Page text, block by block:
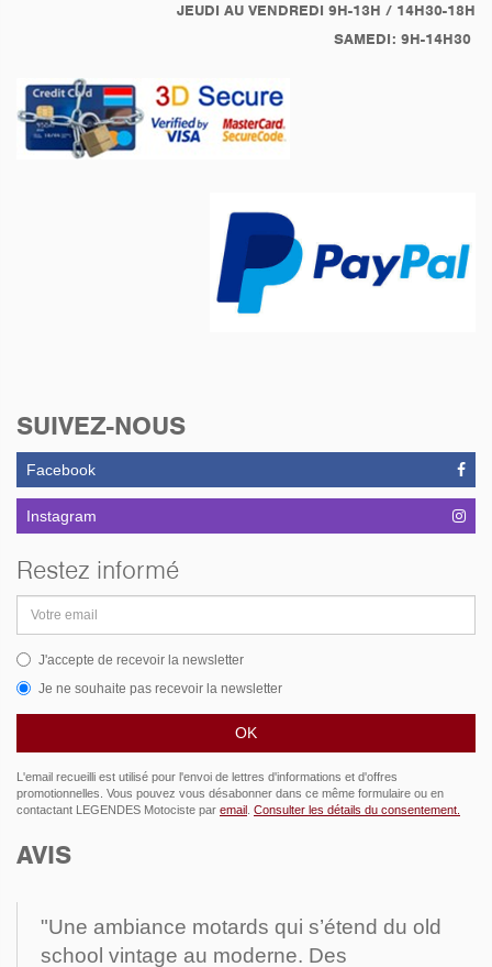
JEUDI AU VENDREDI 9H-13H / 14H30-18H
SAMEDI: 9H-14H30
SUIVEZ-NOUS
Facebook
Instagram
Restez informé
email
J'accepte de recevoir la newsletter
Je ne souhaite pas recevoir la newsletter
L'email recueilli est utilisé pour l'envoi de lettres d'informations et d'offres
promotionnelles. Vous pouvez vous désabonner dans ce même formulaire ou en
contactant LEGENDES Motociste par email Consulter les détails du consentement.
AVIS
"Une ambiance motards qui s’étend du old
school vintage au moderne. Des